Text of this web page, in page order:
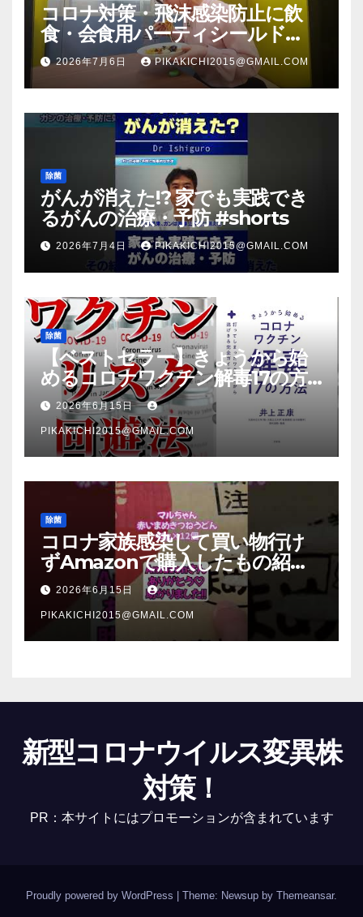
コロナ対策・飛沫感染防止に飲
食・会食用パーティシールド
（マスク会食代替品）ＦＢＣ福井
放送のＴＶ番組での紹介映像
2026年7月6日 PIKAKICHI2015@GMAIL.COM
除菌
がんが消えた!? 家でも実践でき
るがんの治療・予防 #shorts
2026年7月4日 PIKAKICHI2015@GMAIL.COM
除菌
【ベストセラー】きょうから始
めるコロナワクチン解毒17の方
法【本要約】
2026年6月15日
PIKAKICHI2015@GMAIL.COM
除菌
コロナ家族感染して買い物行け
ずAmazonで購入したもの紹
介 #Shorts
2026年6月15日
PIKAKICHI2015@GMAIL.COM
新型コロナウイルス変異株
対策！
PR：本サイトにはプロモーションが含まれています
Proudly powered by WordPress | Theme: Newsup by Themeansar.